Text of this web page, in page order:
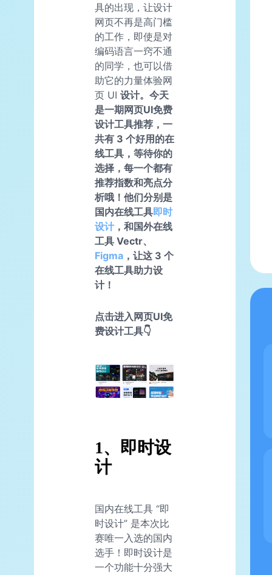
具的出现，让设计
网页不再是高门槛
的工作，即使是对
编码语言一窍不通
的同学，也可以借
助它的力量体验网
页 UI 设计。今天
是一期网页UI免费
设计工具推荐，一
共有 3 个好用的在
线工具，等待你的
选择，每一个都有
推荐指数和亮点分
析哦！他们分别是
国内在线工具即时
设计 ，和国外在线
工具 Vectr、
Figma ，让这 3 个
在线工具助力设
计！
点击进入网页UI免
费设计工具👇
1、即时设
计
国内在线工具 “即
时设计” 是本次比
赛唯一入选的国内
选手！即时设计是
一个功能十分强大